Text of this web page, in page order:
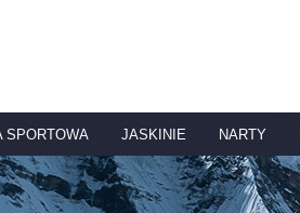
SPORTOWA JASKINIE NARTY